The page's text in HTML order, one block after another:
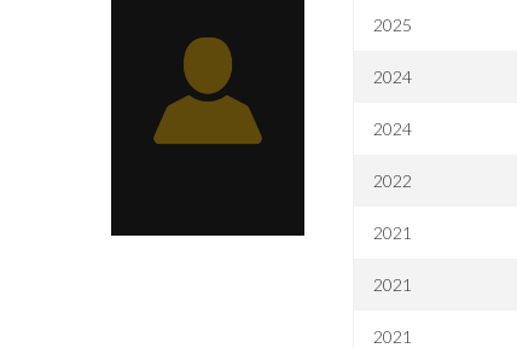
2025
2024
2024
2022
2021
2021
2021